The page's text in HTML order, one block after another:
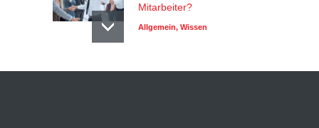
Mitarbeiter?
Allgemein, Wissen